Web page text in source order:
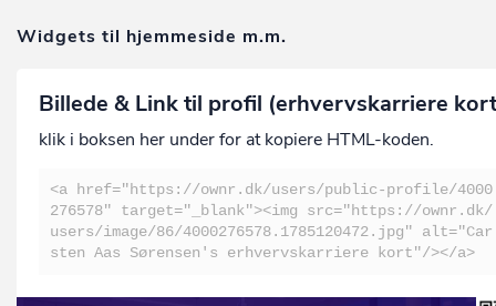
Widgets til hjemmeside m.m.
Billede & Link til profil (erhvervskarriere
klik i boksen her under for at kopiere HTML-koden.
<a href="https://ownr.dk/users/public-profile/4000
276578" target="_blank"><img src="https://ownr.dk/
users/image/86/4000276578.1785120472.jpg" alt="Car
sten Aas Sørensen's erhvervskarriere kort"/></a>